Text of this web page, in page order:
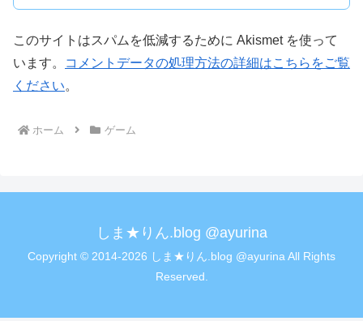
このサイトはスパムを低減するために Akismet を使って
います。
コメントデータの処理方法の詳細はこちらをご覧
ください。
ホーム ゲーム
しま★りん.blog @ayurina
Copyright © 2014-2026 しま★りん.blog @ayurina All Rights
Reserved.